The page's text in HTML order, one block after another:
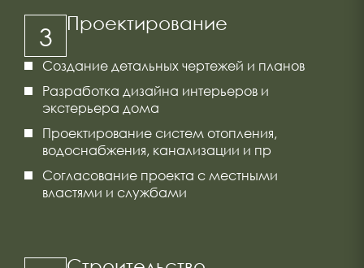
3 Проектирование
Создание детальных чертежей и планов
Разработка дизайна интерьеров и
экстерьера дома
Проектирование систем отопления,
водоснабжения, канализации и пр
Согласование проекта с местными
властями и службами